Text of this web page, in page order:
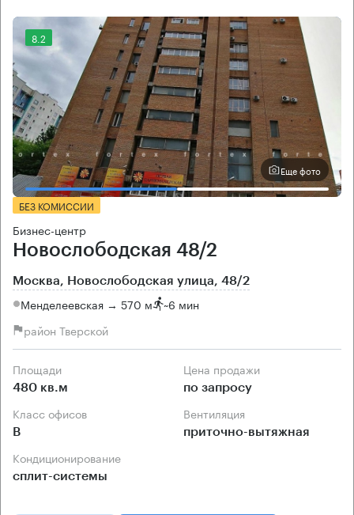
8.2
Еще фото
БЕЗ КОМИССИИ
Бизнес-центр
Новослободская 48/2
Москва, Новослободская улица, 48/2
Менделеевская → 570 м ~6 мин
район Тверской
Площади
480 кв.м
Цена продажи
по запросу
Класс офисов
B
Вентиляция
приточно-вытяжная
Кондиционирование
сплит-системы